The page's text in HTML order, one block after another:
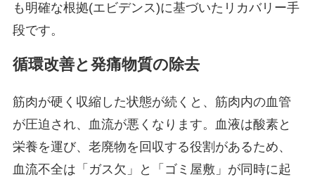
も明確な根拠(エビデンス)に基づいたリカバリー手
段です。
循環改善と発痛物質の除去
筋肉が硬く収縮した状態が続くと、筋肉内の血管
が圧迫され、血流が悪くなります。血液は酸素と
栄養を運び、老廃物を回収する役割があるため、
血流不全は「ガス欠」と「ゴミ屋敷」が同時に起